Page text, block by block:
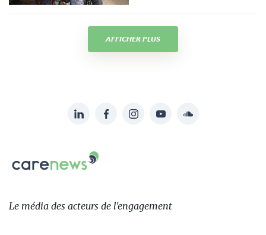
AFFICHER PLUS
sur:
LinkedInFacebookInstagramYouTubeSoundcloud
Le
des
Le média des acteurs de l'engagement